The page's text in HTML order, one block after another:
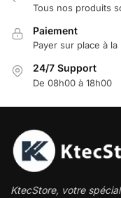
Tous nos produits
Paiement
Payer sur place à la
24/7 Support
De 08h00 à 18h00
KtecStore, votre